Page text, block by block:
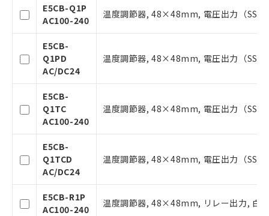
E5CB-Q1P
AC100-240
温度調節器, 48×48mm, 電圧出力（SSR
E5CB-
Q1PD
AC/DC24
温度調節器, 48×48mm, 電圧出力（SSR
E5CB-
Q1TC
AC100-240
温度調節器, 48×48mm, 電圧出力（SSR
E5CB-
Q1TCD
AC/DC24
温度調節器, 48×48mm, 電圧出力（SSR
E5CB-R1P
AC100-240
温度調節器, 48×48mm, リレー出力, 白
ご利用条件
ご利用ください。